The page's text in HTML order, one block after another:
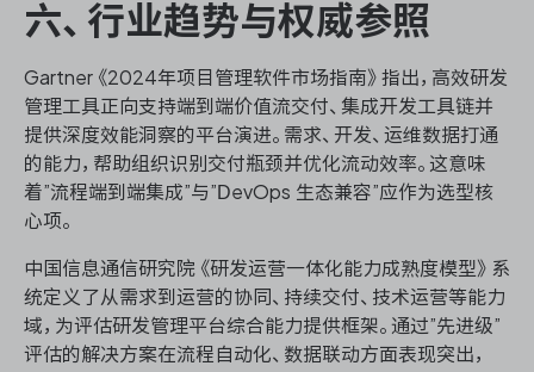
六、行业趋势与权威参照
Gartner《2024年项目管理软件市场指南》指出，高效研发
管理工具正向支持端到端价值流交付、集成开发工具链并
提供深度效能洞察的平台演进。需求、开发、运维数据打通
的能力，帮助组织识别交付瓶颈并优化流动效率。这意味
着”流程端到端集成”与”DevOps 生态兼容”应作为选型核
心项。
中国信息通信研究院《研发运营一体化能力成熟度模型》系
统定义了从需求到运营的协同、持续交付、技术运营等能力
域，为评估研发管理平台综合能力提供框架。通过”先进级”
评估的解决方案在流程自动化、数据联动方面表现突出，